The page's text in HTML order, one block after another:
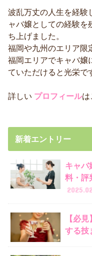
波乱万丈の人生を経験
ャバ嬢としての経験を
ち上げました。
福岡や九州のエリア限
福岡エリアでキャバ嬢
ていただけると光栄で
詳しい プロフィールは
新着エントリー
キャバ
料・評
【必
する技